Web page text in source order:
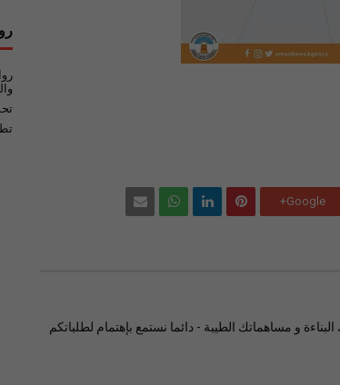
Google+
و مساهماتك الطيبة - دائما نستمع بإهتمام لطلباتكم